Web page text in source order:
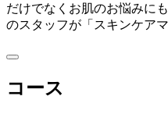
だけでなくお肌のお悩みに
のスタッフが「スキンケア
コース